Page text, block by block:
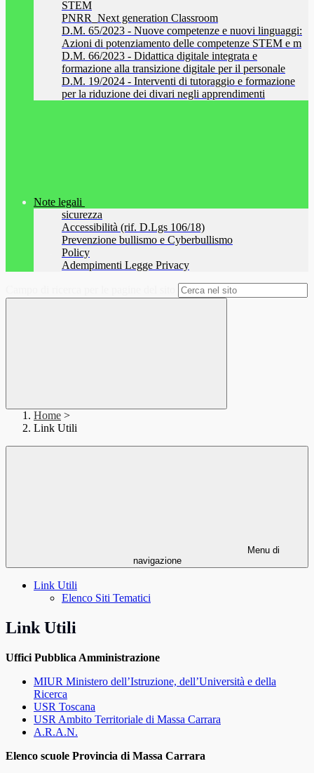
STEM
PNRR_Next generation Classroom
D.M. 65/2023 - Nuove competenze e nuovi linguaggi:
Azioni di potenziamento delle competenze STEM e m
D.M. 66/2023 - Didattica digitale integrata e
formazione alla transizione digitale per il personale
D.M. 19/2024 - Interventi di tutoraggio e formazione
per la riduzione dei divari negli apprendimenti
Note legali
sicurezza
Accessibilità (rif. D.Lgs 106/18)
Prevenzione bullismo e Cyberbullismo
Policy
Adempimenti Legge Privacy
Home >
Link Utili
Menu di
navigazione
Link Utili
Elenco Siti Tematici
Link Utili
Uffici Pubblica Amministrazione
MIUR Ministero dell’Istruzione, dell’Università e della
Ricerca
USR Toscana
USR Ambito Territoriale di Massa Carrara
A.R.A.N.
Elenco scuole Provincia di Massa Carrara